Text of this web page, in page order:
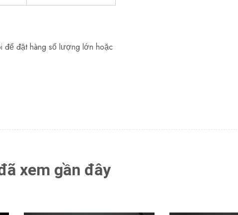
để đặt hàng số lượng lớn hoặc
xem gần đây